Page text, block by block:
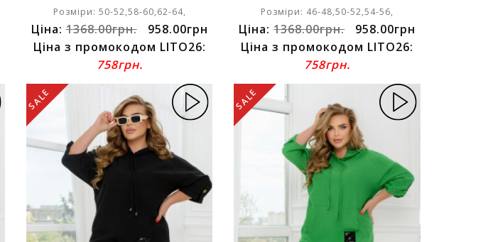
Розміри: 50-52,58-60,62-64,
Ціна:1368.00грн.
958.00грн
Ціна з промокодом LITO26:
758грн.
Розміри: 46-48,50-52,54-56,
Ціна:1368.00грн.
958.00грн
Ціна з промокодом LITO26:
758грн.
SALE SALE